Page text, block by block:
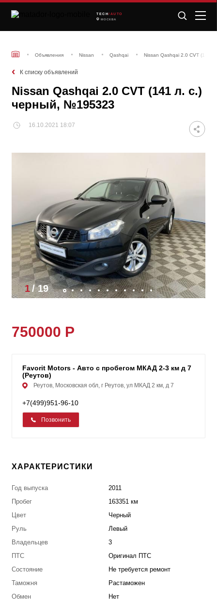
TECH /AUTO
МОСКВА
Объявления Nissan Qashqai Nissan Qashqai 2.0 CVT (141
К списку объявлений
Nissan Qashqai 2.0 CVT (141 л. с.)
черный, №195323
16.10.2021 18:07
1/19
750000 Р
Favorit Motors - Авто с пробегом МКАД 2-3 км д 7
(Реутов)
Реутов, Московская обл, г Реутов, ул МКАД 2 км, д 7
+7(499)951-96-10
Позвонить
ХАРАКТЕРИСТИКИ
Год выпуска
2011
Пробег
163351 км
Цвет
Черный
Руль
Левый
Владельцев
3
ПТС
Оригинал ПТС
Состояние
Не требуется ремонт
Таможня
Растаможен
Обмен
Нет